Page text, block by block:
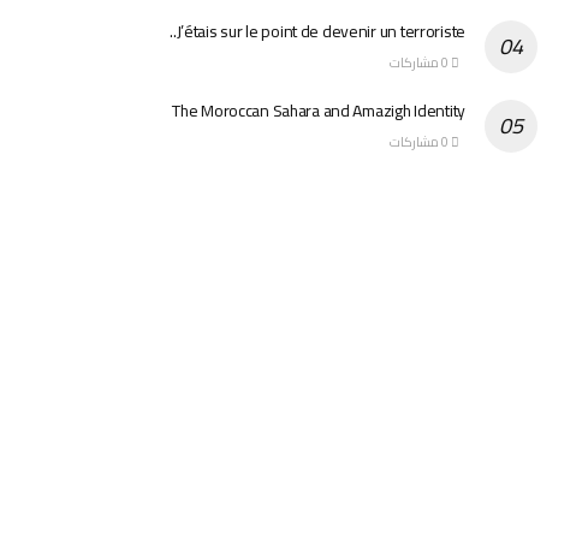
J’étais sur le point de devenir un terroriste..
The Moroccan Sahara and Amazigh Identity